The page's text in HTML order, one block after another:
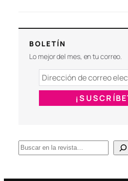
BOLETÍN
Lo mejor del mes, en tu correo.
B
u